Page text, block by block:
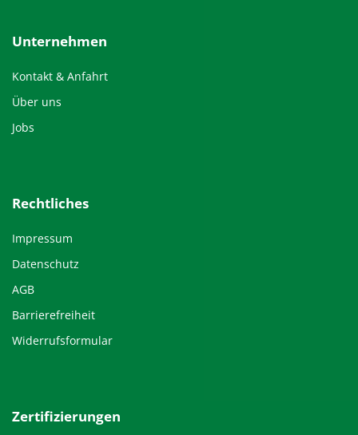
Unternehmen
Kontakt & Anfahrt
Über uns
Jobs
Rechtliches
Impressum
Datenschutz
AGB
Barrierefreiheit
Widerrufsformular
Zertifizierungen